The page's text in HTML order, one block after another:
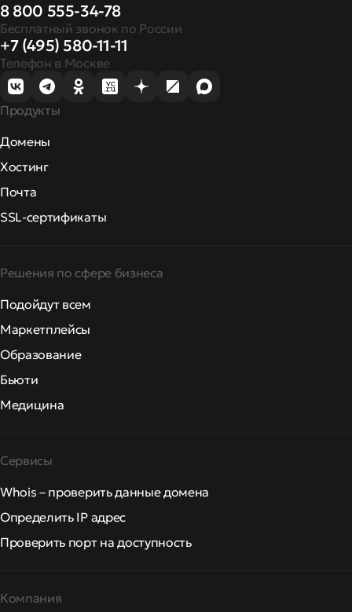
8 800 555-34-78
Бесплатный звонок по России
+7 (495) 580-11-11
Телефон в Москве
Продукты
Домены
Хостинг
Почта
SSL-сертификаты
Решения по сфере бизнеса
Подойдут всем
Маркетплейсы
Образование
Бьюти
Медицина
Сервисы
Whois – проверить данные домена
Определить IP адрес
Проверить порт на доступность
Компания